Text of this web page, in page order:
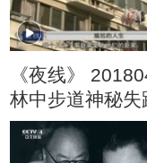
《夜线》
林中步道神秘失
（下）